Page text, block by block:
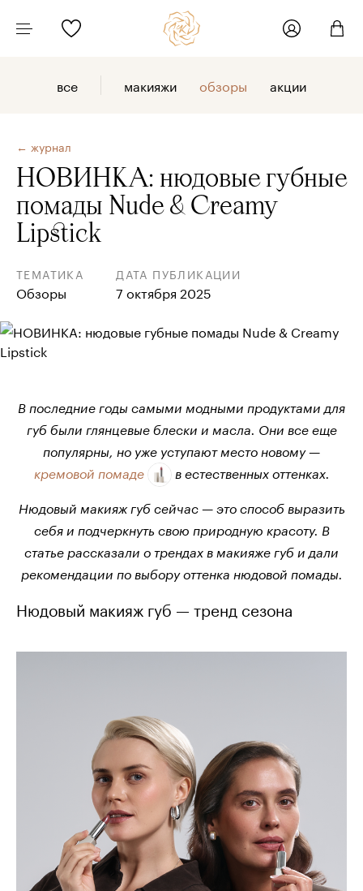
все макияжи обзоры акции
← журнал
НОВИНКА: нюдовые губные
помады Nude & Creamy
Lipstick
ТЕМАТИКА
Обзоры
ДАТА ПУБЛИКАЦИИ
7 октября 2025
В последние годы самыми модными продуктами для
губ были глянцевые блески и масла. Они все еще
популярны, но уже уступают место новому —
кремовой помаде
в естественных оттенках.
Нюдовый макияж губ сейчас — это способ выразить
себя и подчеркнуть свою природную красоту. В
статье рассказали о трендах в макияже губ и дали
рекомендации по выбору оттенка нюдовой помады.
Нюдовый макияж губ — тренд сезона